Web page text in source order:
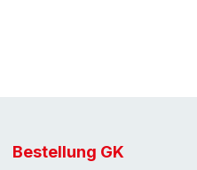
Bestellung GK